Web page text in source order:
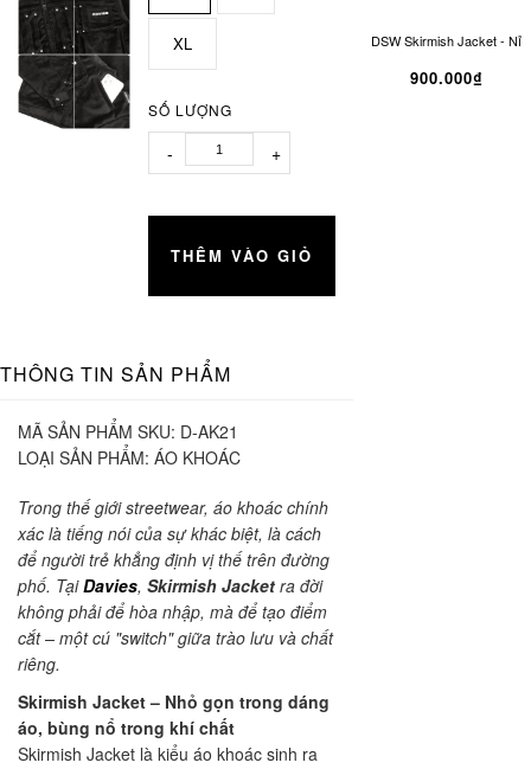
XL
SỐ LƯỢNG
- +
THÊM VÀO GIỎ
THÔNG TIN SẢN PHẨM
MÃ SẢN PHẨM SKU: D-AK21
LOẠI SẢN PHẨM: ÁO KHOÁC
Trong thế giới streetwear, áo khoác chính
xác là tiếng nói của sự khác biệt, là cách
để người trẻ khẳng định vị thế trên đường
phố. TạiDavies, Skirmish Jacket ra đời
không phải để hòa nhập, mà để tạo điểm
cắt – một cú "switch" giữa trào lưu và chất
riêng.
Skirmish Jacket – Nhỏ gọn trong dáng
áo, bùng nổ trong khí chất
Skirmish Jacket là kiểu áo khoác sinh ra
DSW Skirmish Jacket - Nỉ
900.000₫